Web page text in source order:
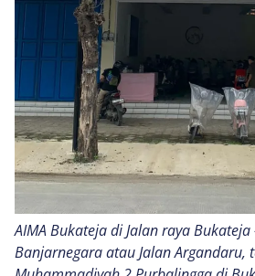
AIMA Bukateja di Jalan raya
Banjarnegara atau Jalan Argandaru,